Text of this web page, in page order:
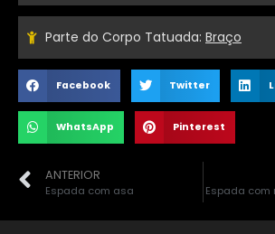
Parte do Corpo Tatuada: Braço
Facebook Twitter
WhatsApp Pinterest
ANTERIOR
Espada com asa Espada com